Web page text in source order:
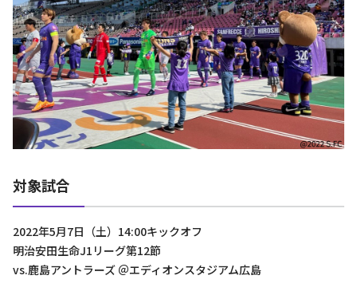
対象試合
2022年5月7日（土）14:00キックオフ
明治安田生命J1リーグ第12節
vs.鹿島アントラーズ ＠エディオンスタジアム広島